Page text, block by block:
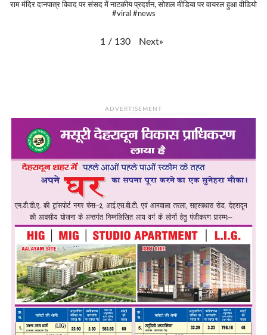
राम मंदिर दानपात्र विवाद पर संसद में नाटकीय प्रदर्शन, सोशल मीडिया पर वायरल हुआ वीडियो
#viral #news
1 / 130 Next»
ADVERTISEMENT